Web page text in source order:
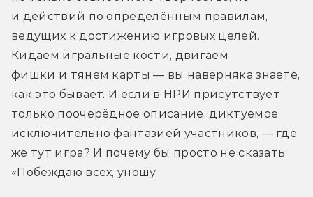
и действий по определённым правилам,
ведущих к достижению игровых целей.
Кидаем игральные кости, двигаем
фишки и тянем карты — вы наверняка знаете,
как это бывает. И если в НРИ присутствует
только поочерёдное описание, диктуемое
исключительно фантазией участников, — где
же тут игра? И почему бы просто не сказать:
«Побеждаю всех, уношу